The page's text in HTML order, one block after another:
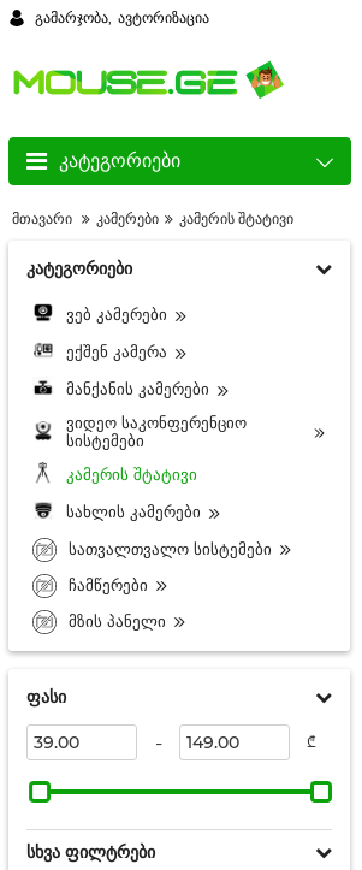
გამარჯობა, ავტორიზაცია
კატეგორიები
მთავარი კამერები კამერის შტატივი
კატეგორიები
ვებ კამერები
ექშენ კამერა
მანქანის კამერები
ვიდეო საკონფერენციო
სისტემები
კამერის შტატივი
სახლის კამერები
სათვალთვალო სისტემები
ჩამწერები
მზის პანელი
ფასი
- ₾
სხვა ფილტრები